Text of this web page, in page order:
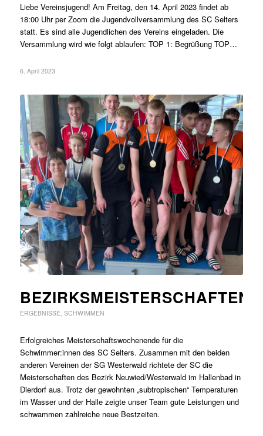
Liebe Vereinsjugend! Am Freitag, den 14. April 2023 findet ab
18:00 Uhr per Zoom die Jugendvollversammlung des SC Selters
statt. Es sind alle Jugendlichen des Vereins eingeladen. Die
Versammlung wird wie folgt ablaufen: TOP 1: Begrüßung TOP…
6. April 2023
BEZIRKSMEISTERSCHAFTEN
ERGEBNISSE, SCHWIMMEN
Erfolgreiches Meisterschaftswochenende für die
Schwimmer:innen des SC Selters. Zusammen mit den beiden
anderen Vereinen der SG Westerwald richtete der SC die
Meisterschaften des Bezirk Neuwied/Westerwald im Hallenbad in
Dierdorf aus. Trotz der gewohnten „subtropischen“ Temperaturen
im Wasser und der Halle zeigte unser Team gute Leistungen und
schwammen zahlreiche neue Bestzeiten.